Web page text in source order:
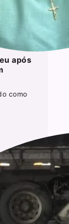
após
como